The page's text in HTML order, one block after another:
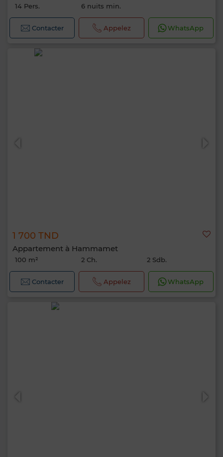
14 Pers. 6 nuits min.
Contacter Appelez WhatsApp
1 700 TND
Appartement à Hammamet
100 m² 2 Ch. 2 Sdb.
Contacter Appelez WhatsApp